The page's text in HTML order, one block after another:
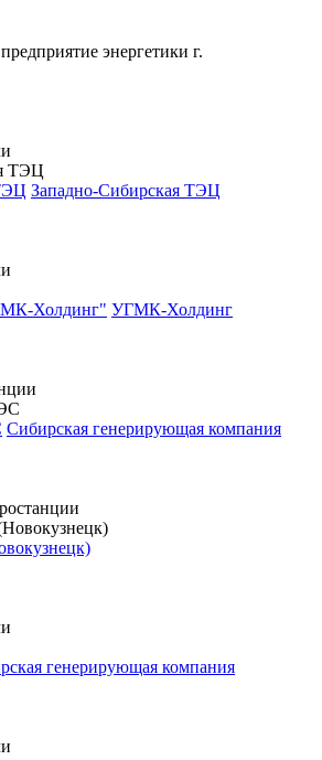
энергетики г.
Западно-Сибирская ТЭЦ
Холдинг" УГМК-Холдинг
Сибирская генерирующая компания
генерирующая компания